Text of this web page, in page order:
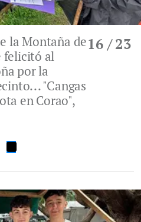
16 / 23
la Montaña de
felicitó al
por la
"Cangas
en Corao",